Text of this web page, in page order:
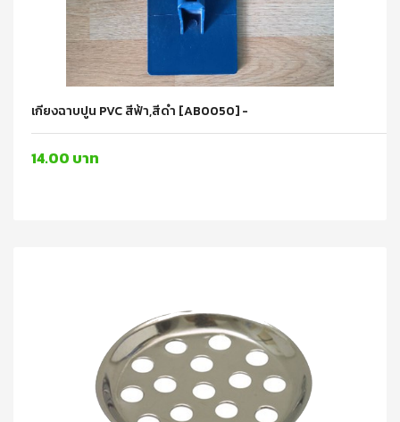
เกียงฉาบปูน PVC สีฟ้า,สีดำ [AB0050] -
14.00 บาท